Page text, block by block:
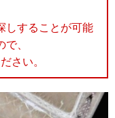
しすることが可能
、
さい。